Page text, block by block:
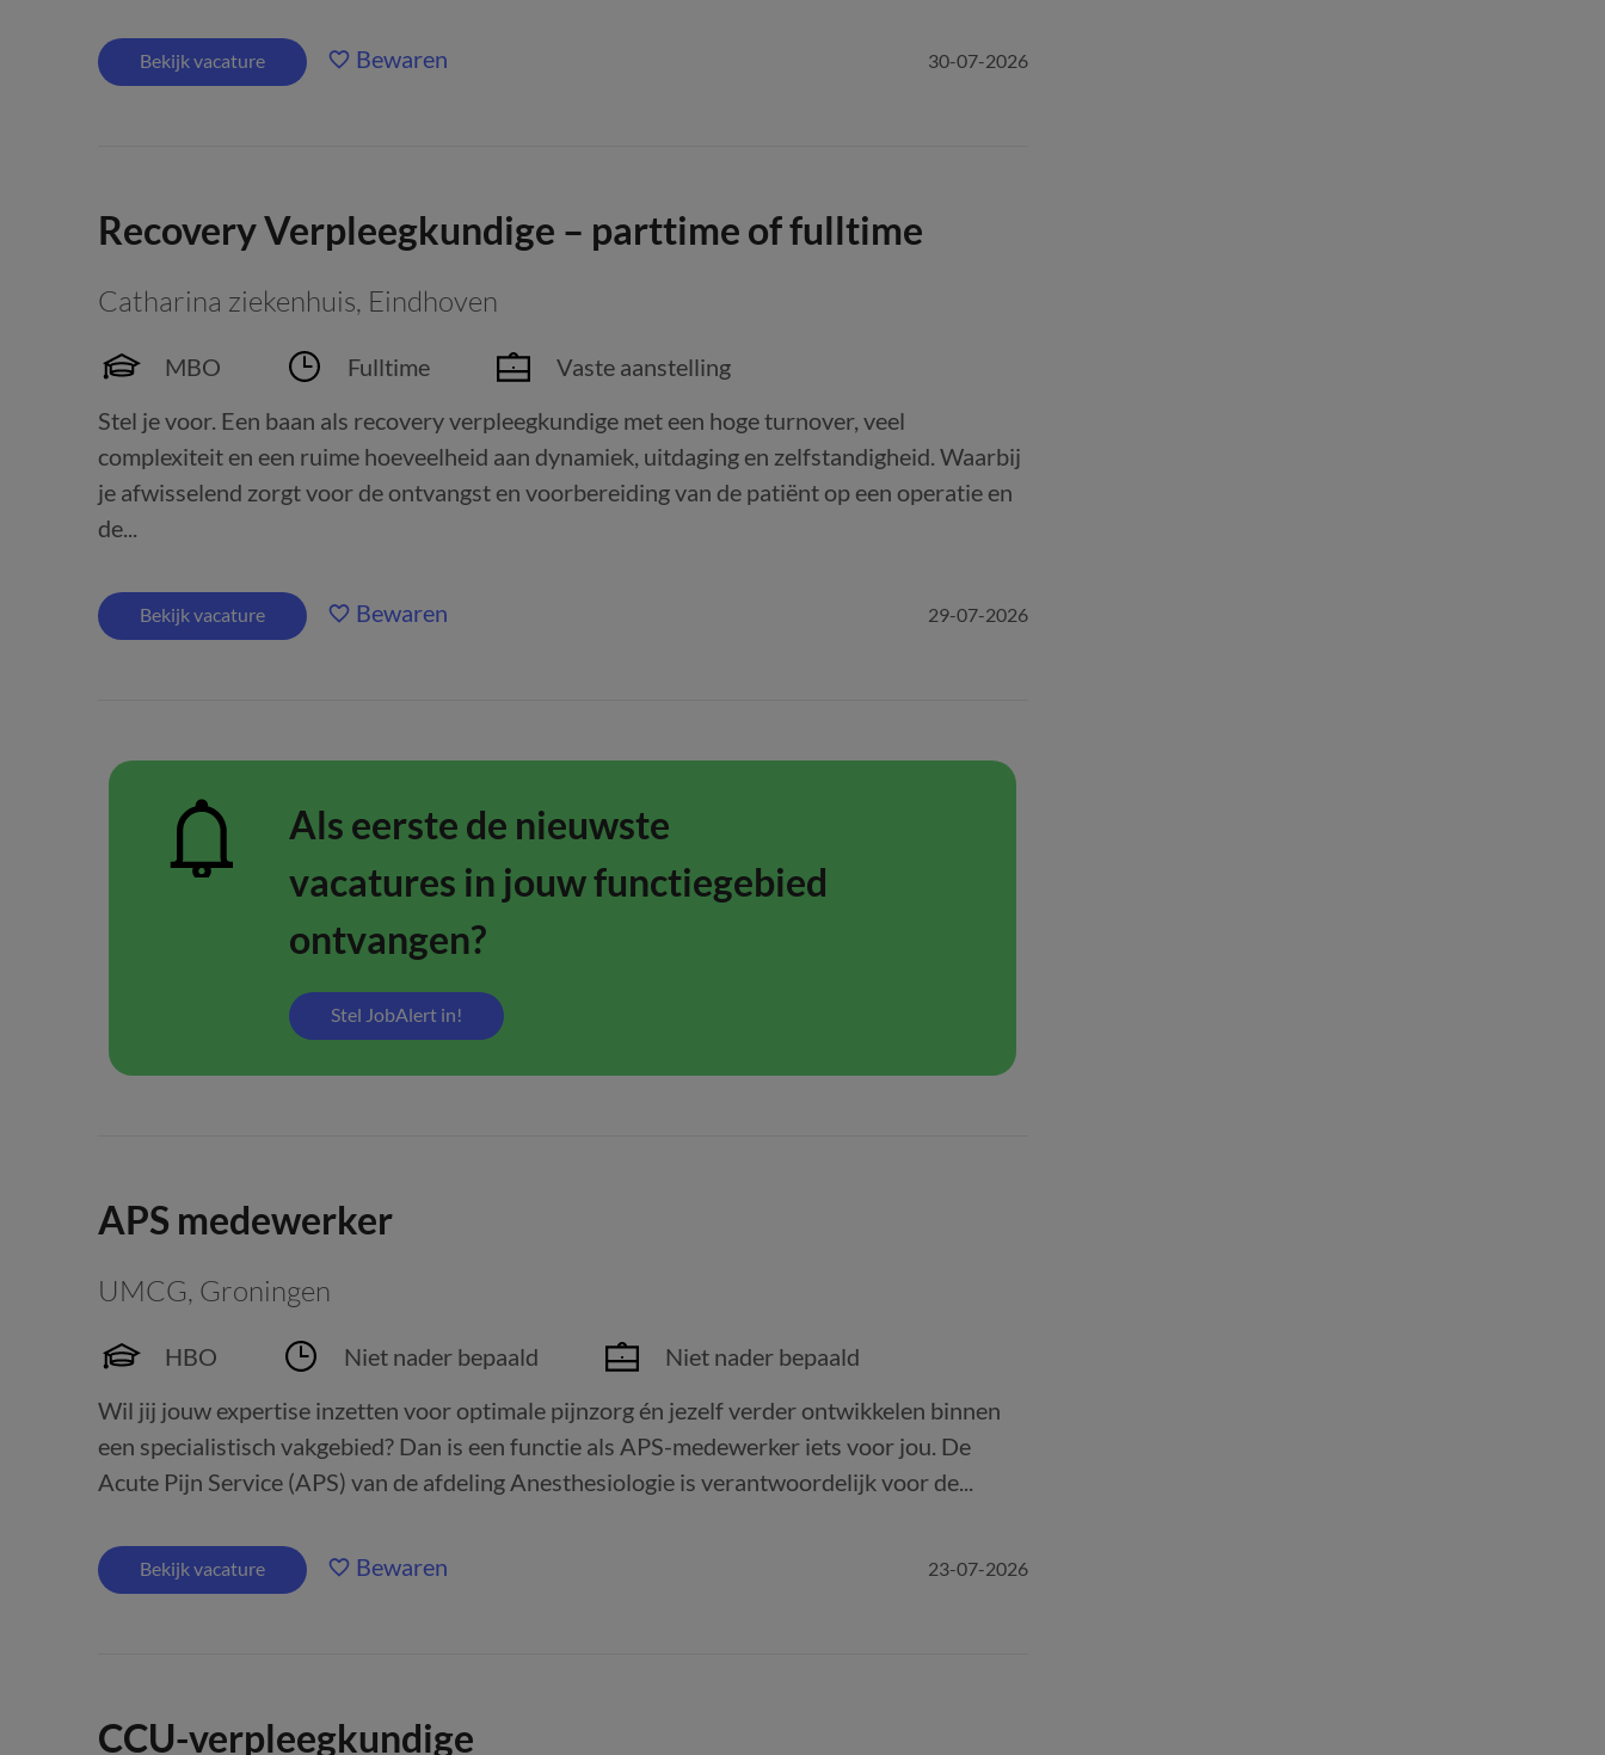
Bekijk vacature Bewaren 30-07-2026
Recovery Verpleegkundige – parttime of fulltime
Catharina ziekenhuis, Eindhoven
MBO Fulltime
Vaste aanstelling
Stel je voor. Een baan als recovery verpleegkundige met een hoge turnover, veel
complexiteit en een ruime hoeveelheid aan dynamiek, uitdaging en zelfstandigheid. Waarbij
je afwisselend zorgt voor de ontvangst en voorbereiding van de patiënt op een operatie en
de...
Bekijk vacature Bewaren 29-07-2026
Als eerste de nieuwste
vacatures in jouw functiegebied
ontvangen?
Stel JobAlert in!
APS medewerker
UMCG, Groningen
HBO Niet nader bepaald
Niet nader bepaald
Wil jij jouw expertise inzetten voor optimale pijnzorg én jezelf verder ontwikkelen binnen
een specialistisch vakgebied? Dan is een functie als APS-medewerker iets voor jou. De
Acute Pijn Service (APS) van de afdeling Anesthesiologie is verantwoordelijk voor de...
Bekijk vacature Bewaren 23-07-2026
CCU-verpleegkundige